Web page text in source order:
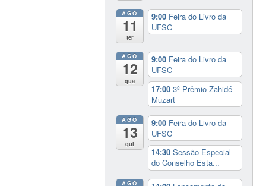
AGO
11
ter
9:00 Feira do Livro da
UFSC
AGO
12
qua
9:00 Feira do Livro da
UFSC
17:003º Prêmio Zahidé
Muzart
AGO
13
qui
9:00 Feira do Livro da
UFSC
14:30Sessão Especial
do Conselho Esta...
AGO